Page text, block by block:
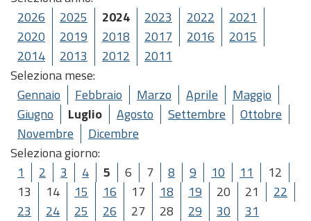
2026
2025 2024 2023 2022
2021
2020
2019 2018 2017 2016
2015
2014
2013 2012
2011
Seleziona mese:
Gennaio
Febbraio Marzo Aprile
Maggio
Giugno
Luglio Agosto Settembre
Ottobre
Novembre
Dicembre
Seleziona giorno:
1
2 3 4 5 6 7 8 9 10 11
12
13
14 15 16 17 18 19 20 21
22
23
24 25 26 27 28 29 30 31